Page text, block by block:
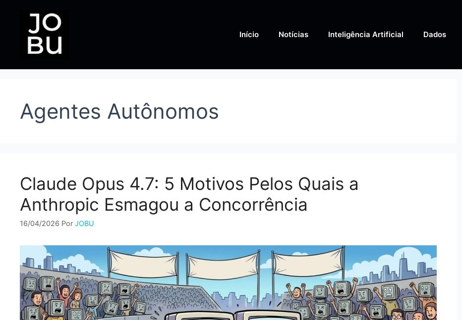
conteúdo
Início Notícias Inteligência Artificial Dados
Agentes Autônomos
Claude Opus 4.7: 5 Motivos Pelos Quais a
Anthropic Esmagou a Concorrência
16/04/2026 Por JOBU